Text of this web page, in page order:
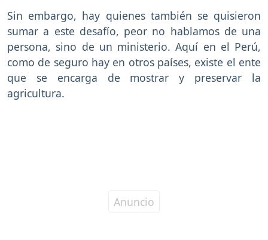
Sin embargo, hay quienes también se quisieron
sumar a este desafío, peor no hablamos de una
persona, sino de un ministerio. Aquí en el Perú,
como de seguro hay en otros países, existe el ente
que se encarga de mostrar y preservar la
agricultura.